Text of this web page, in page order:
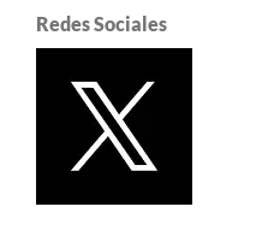
Redes Sociales